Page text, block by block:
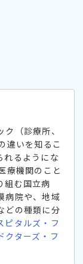
（診療所、
違いを知るこ
れるようにな
療機関のこと
組む国立病
病院や、地域
どの種類に分
ピタルズ・フ
クターズ・フ